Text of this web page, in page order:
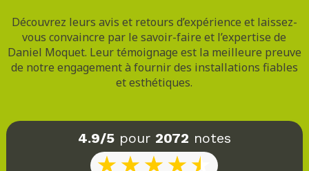
Découvrez leurs avis et retours d’expérience et laissez-
vous convaincre par le savoir-faire et l’expertise de
Daniel Moquet. Leur témoignage est la meilleure preuve
de notre engagement à fournir des installations fiables
et esthétiques.
4.9/5pour 2072 notes